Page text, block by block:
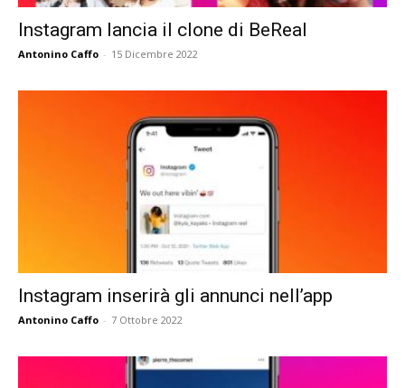
Instagram lancia il clone di BeReal
Antonino Caffo - 15 Dicembre 2022
Instagram inserirà gli annunci nell’app
Antonino Caffo - 7 Ottobre 2022